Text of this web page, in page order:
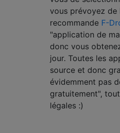
vous prévoyez de
recommande F-
"application de
donc vous
jour. Toutes les
source et donc
évidemment pas
gratuitement",
légales :)